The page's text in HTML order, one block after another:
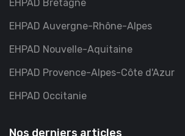
EHPAD Bretagne
EHPAD Auvergne-Rhône-Alpes
EHPAD Nouvelle-Aquitaine
EHPAD Provence-Alpes-Côte d'Azur
EHPAD Occitanie
Nos derniers articles